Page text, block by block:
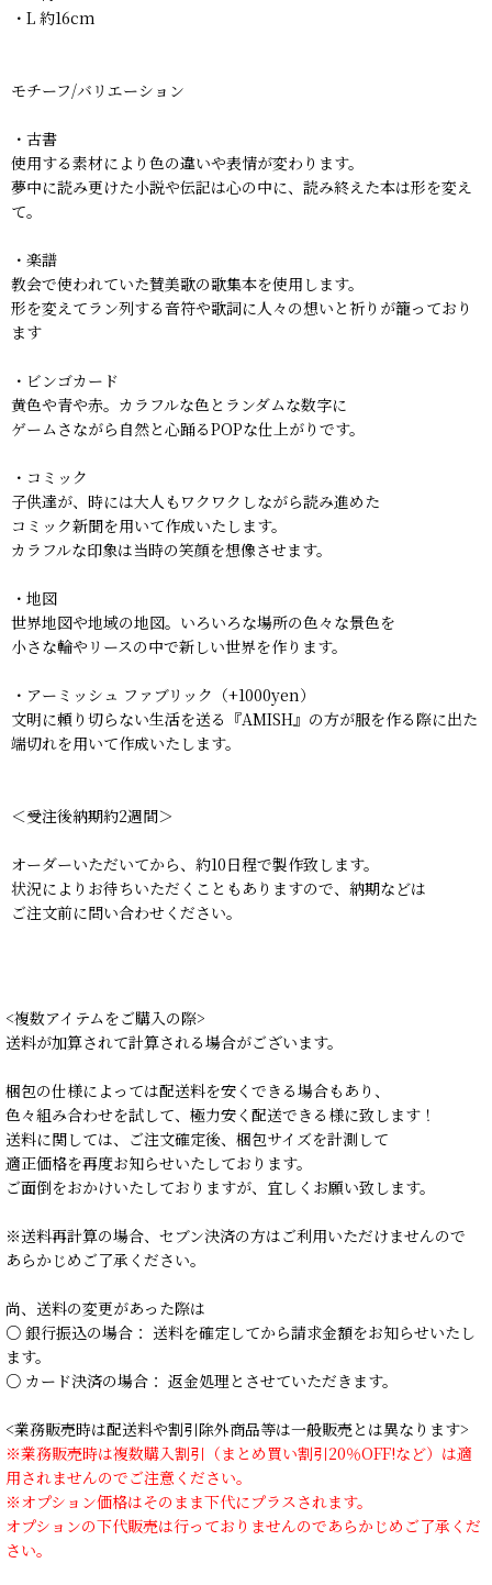
・L 約16cm
モチーフ/バリエーション
・古書
使用する素材により色の違いや表情が変わります。
夢中に読み更けた小説や伝記は心の中に、読み終えた本は形を変え
て。
・楽譜
教会で使われていた賛美歌の歌集本を使用します。
形を変えてラン列する音符や歌詞に人々の想いと祈りが籠っており
ます
・ビンゴカード
黄色や青や赤。カラフルな色とランダムな数字に
ゲームさながら自然と心踊るPOPな仕上がりです。
・コミック
子供達が、時には大人もワクワクしながら読み進めた
コミック新聞を用いて作成いたします。
カラフルな印象は当時の笑顔を想像させます。
・地図
世界地図や地域の地図。いろいろな場所の色々な景色を
小さな輪やリースの中で新しい世界を作ります。
・アーミッシュ ファブリック（+1000yen）
文明に頼り切らない生活を送る『AMISH』の方が服を作る際に出た
端切れを用いて作成いたします。
＜受注後納期約2週間＞
オーダーいただいてから、約10日程で製作致します。
状況によりお待ちいただくこともありますので、納期などは
ご注文前に問い合わせください。
<複数アイテムをご購入の際>
送料が加算されて計算される場合がございます。
梱包の仕様によっては配送料を安くできる場合もあり、
色々組み合わせを試して、極力安く配送できる様に致します！
送料に関しては、ご注文確定後、梱包サイズを計測して
適正価格を再度お知らせいたしております。
ご面倒をおかけいたしておりますが、宜しくお願い致します。
※送料再計算の場合、セブン決済の方はご利用いただけませんので
あらかじめご了承ください。
尚、送料の変更があった際は
○ 銀行振込の場合： 送料を確定してから請求金額をお知らせいたし
ます。
○ カード決済の場合： 返金処理とさせていただきます。
<業務販売時は配送料や割引除外商品等は一般販売とは異なります>
※業務販売時は複数購入割引（まとめ買い割引20％OFF!など）は適
用されませんのでご注意ください。
※オプション価格はそのまま下代にプラスされます。
オプションの下代販売は行っておりませんのであらかじめご了承くだ
さい。